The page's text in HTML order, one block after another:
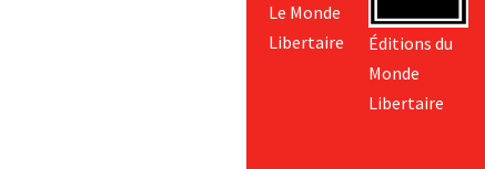
Le Monde
Libertaire
Éditions du
Monde
Libertaire